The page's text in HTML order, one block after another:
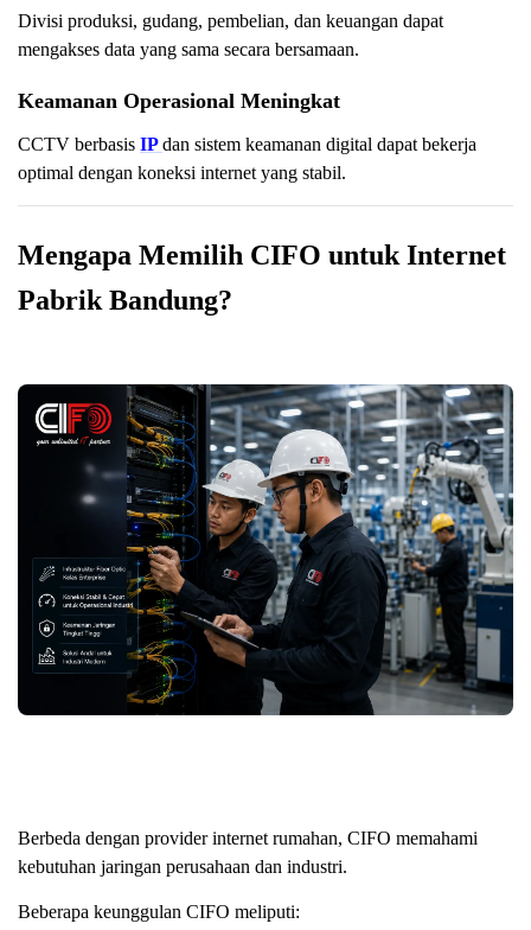
Divisi produksi, gudang, pembelian, dan keuangan dapat
mengakses data yang sama secara bersamaan.
Keamanan Operasional Meningkat
CCTV berbasis IPdan sistem keamanan digital dapat bekerja
optimal dengan koneksi internet yang stabil.
Mengapa Memilih CIFO untuk Internet
Pabrik Bandung?
Berbeda dengan provider internet rumahan, CIFO memahami
kebutuhan jaringan perusahaan dan industri.
Beberapa keunggulan CIFO meliputi: